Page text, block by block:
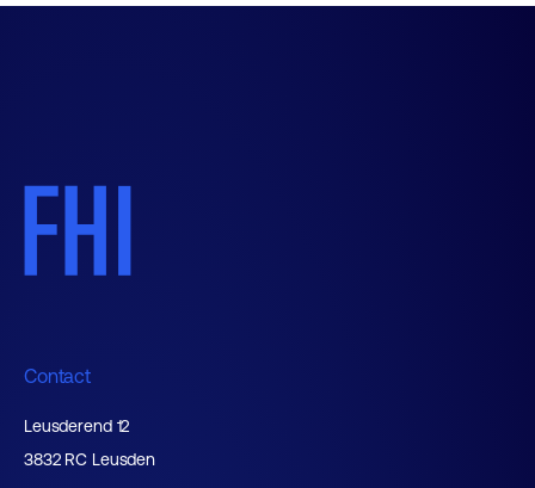
Contact
Leusderend 12
3832 RC Leusden